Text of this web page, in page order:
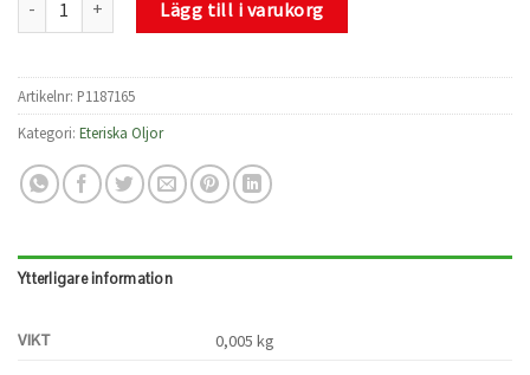
Lägg till i varukorg
Artikelnr: P1187165
Kategori: Eteriska Oljor
Ytterligare information
VIKT 0,005 kg